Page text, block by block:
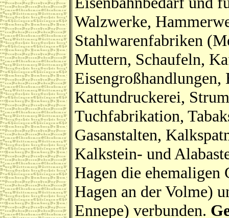
Walzwerke,
Stahlwarenfabriken
Muttern, Schaufeln,
Kattundruckerei,
Tuchfabrikation,
Gasanstalten,
Kalkstein- und
Hagen die
Hagen an der Volme)
Ennepe) verbunden.